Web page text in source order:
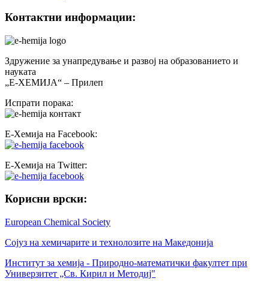
Контактни информации:
Здружение за унапредување и развој на образованието и
науката
„Е-ХЕМИЈА“ – Прилеп
Испрати порака:
Е-Хемија на Facebook:
Е-Хемија на Twitter:
Корисни врски:
European Chemical Society
Сојуз на хемичарите и технолозите на Македонија
Институт за хемија - Природно-математички факултет при
Универзитет „Св. Кирил и Методиј"